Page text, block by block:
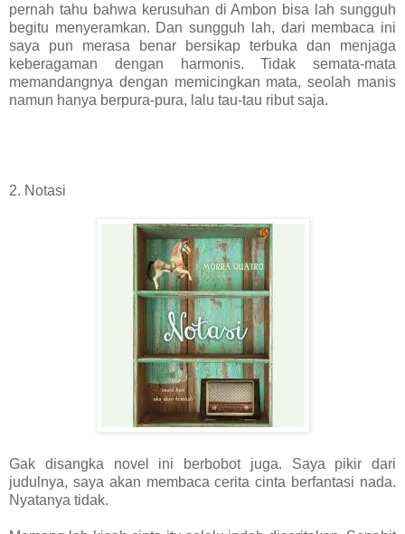
pernah tahu bahwa kerusuhan di Ambon bisa lah sungguh
begitu menyeramkan. Dan sungguh lah, dari membaca ini
saya pun merasa benar bersikap terbuka dan menjaga
keberagaman dengan harmonis. Tidak semata-mata
memandangnya dengan memicingkan mata, seolah manis
namun hanya berpura-pura, lalu tau-tau ribut saja.
2. Notasi
Gak disangka novel ini berbobot juga. Saya pikir dari
judulnya, saya akan membaca cerita cinta berfantasi nada.
Nyatanya tidak.